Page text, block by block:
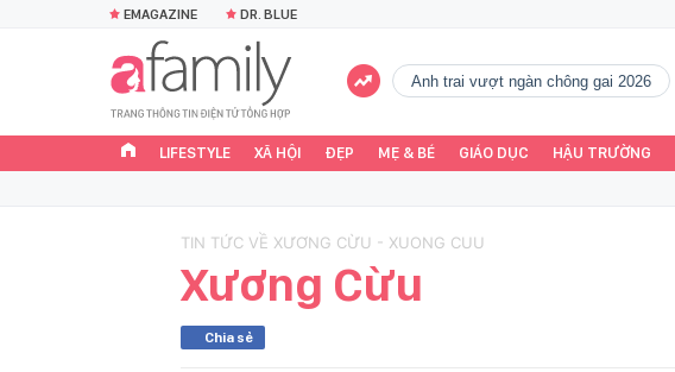
EMAGAZINE DR. BLUE
Anh trai vượt ngàn chông gai 2026
LIFESTYLE XÃ HỘI ĐẸP MẸ & BÉ GIÁO DỤC HẬU TRƯỜNG
TIN TỨC VỀ XƯƠNG CỪU - XUONG CUU
Xương Cừu
Chia sẻ